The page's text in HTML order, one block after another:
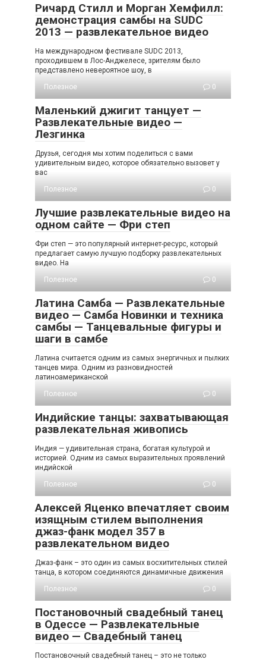
Ричард Стилл и Морган Хемфилл:
демонстрация самбы на SUDC
2013 — развлекательное видео
На международном фестивале SUDC 2013,
проходившем в Лос-Анджелесе, зрителям было
представлено невероятное шоу, в
Полезное
0
Маленький джигит танцует —
Развлекательные видео —
Лезгинка
Друзья, сегодня мы хотим поделиться с вами
удивительным видео, которое обязательно вызовет у
вас
Полезное
0
Лучшие развлекательные видео на
одном сайте — Фри степ
Фри степ — это популярный интернет-ресурс, который
предлагает самую лучшую подборку развлекательных
видео. На
Полезное
0
Латина Самба — Развлекательные
видео — Самба Новинки и техника
самбы — Танцевальные фигуры и
шаги в самбе
Латина считается одним из самых энергичных и пылких
танцев мира. Одним из разновидностей
латиноамериканской
Полезное
0
Индийские танцы: захватывающая
развлекательная живопись
Индия — удивительная страна, богатая культурой и
историей. Одним из самых выразительных проявлений
индийской
Полезное
0
Алексей Яценко впечатляет своим
изящным стилем выполнения
джаз-фанк модел 357 в
развлекательном видео
Джаз-фанк – это один из самых восхитительных стилей
танца, в котором соединяются динамичные движения
Полезное
0
Постановочный свадебный танец
в Одессе — Развлекательные
видео — Свадебный танец
Постановочный свадебный танец – это не только